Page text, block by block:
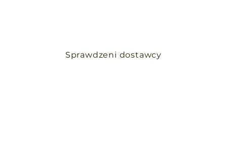
Sprawdzeni dostawcy